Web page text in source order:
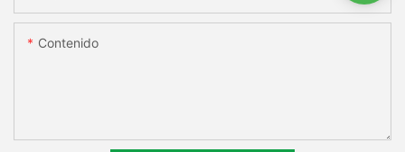
Contenido